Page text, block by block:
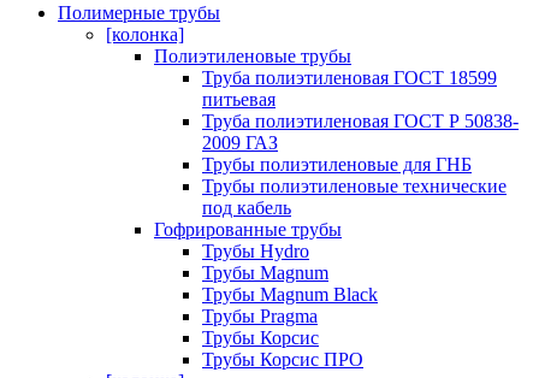
Полимерные трубы
[колонка]
Полиэтиленовые трубы
Труба полиэтиленовая ГОСТ 18599
питьевая
Труба полиэтиленовая ГОСТ Р 50838-
2009 ГАЗ
Трубы полиэтиленовые для ГНБ
Трубы полиэтиленовые технические
под кабель
Гофрированные трубы
Трубы Hydro
Трубы Magnum
Трубы Magnum Black
Трубы Pragma
Трубы Корсис
Трубы Корсис ПРО